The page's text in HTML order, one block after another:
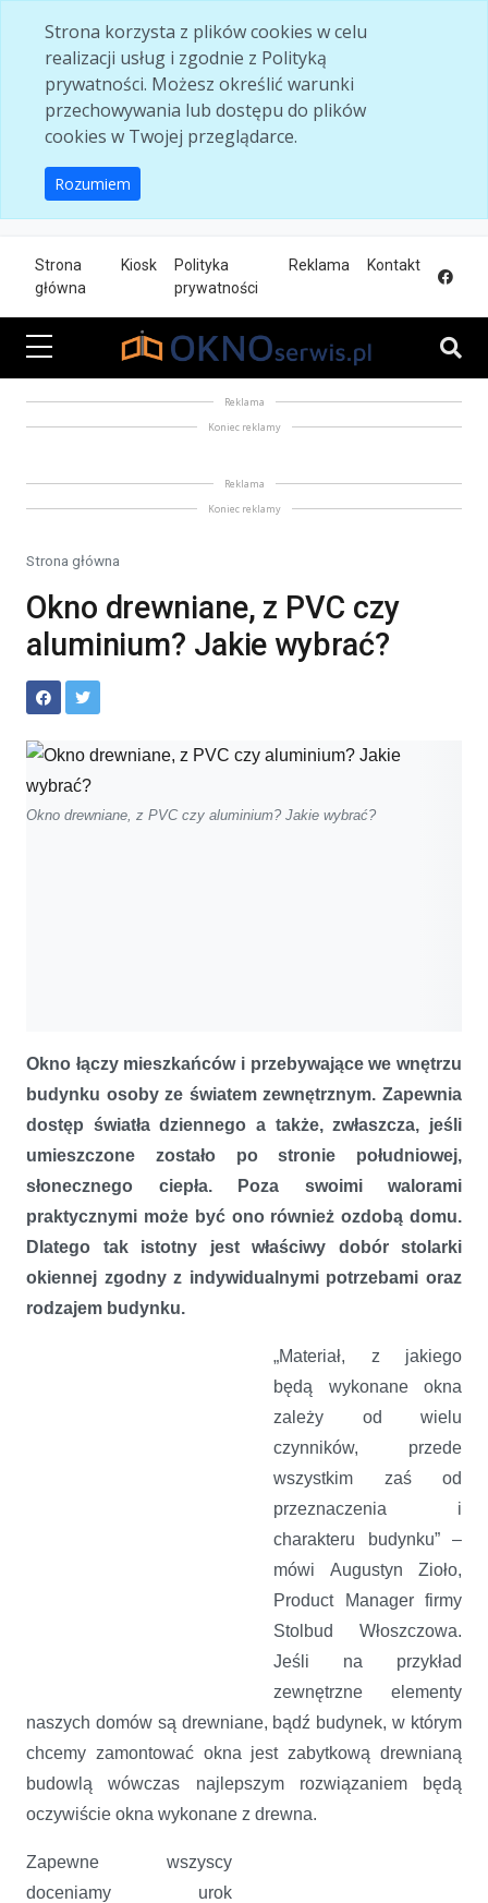
Strona korzysta z plików cookies w celu
realizacji usług i zgodnie z Polityką
prywatności. Możesz określić warunki
przechowywania lub dostępu do plików
cookies w Twojej przeglądarce.
Rozumiem
Strona
główna
Kiosk
Polityka
prywatności
Reklama Kontakt
Reklama
Koniec reklamy
Reklama
Koniec reklamy
Strona główna
Okno drewniane, z PVC czy
aluminium? Jakie wybrać?
Okno drewniane, z PVC czy aluminium? Jakie wybrać?
Okno łączy mieszkańców i przebywające we wnętrzu
budynku osoby ze światem zewnętrznym. Zapewnia
dostęp światła dziennego a także, zwłaszcza, jeśli
umieszczone zostało po stronie południowej,
słonecznego ciepła. Poza swoimi walorami
praktycznymi może być ono również ozdobą domu.
Dlatego tak istotny jest właściwy dobór stolarki
okiennej zgodny z indywidualnymi potrzebami oraz
rodzajem budynku.
„Materiał, z jakiego
będą wykonane okna
zależy od wielu
czynników, przede
wszystkim zaś od
przeznaczenia i
charakteru budynku” –
mówi Augustyn Zioło,
Product Manager firmy
Stolbud Włoszczowa.
Jeśli na przykład
zewnętrzne elementy
naszych domów są drewniane, bądź budynek, w którym
chcemy zamontować okna jest zabytkową drewnianą
budowlą wówczas najlepszym rozwiązaniem będą
oczywiście okna wykonane z drewna.
Zapewne wszyscy
doceniamy urok